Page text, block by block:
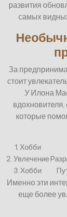
развития
самых
За
стоит
У Илона
вдохновителя,
которые
1. Хобби
2. Увлечение
3. Хобби
Именно эти
еще более